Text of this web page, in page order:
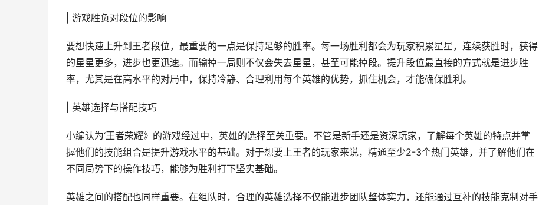
| 游戏胜负对段位的影响
要想快速上升到王者段位，最重要的一点是保持足够的胜率。每一场胜利都会为玩家积累星星，连续获胜时，获得
的星星更多，进步也更迅速。而输掉一局则不仅会失去星星，甚至可能掉段。提升段位最直接的方式就是进步胜
率，尤其是在高水平的对局中，保持冷静、合理利用每个英雄的优势，抓住机会，才能确保胜利。
| 英雄选择与搭配技巧
小编认为‘王者荣耀》的游戏经过中，英雄的选择至关重要。不管是新手还是资深玩家，了解每个英雄的特点并掌
握他们的技能组合是提升游戏水平的基础。对于想要上王者的玩家来说，精通至少2-3个热门英雄，并了解他们在
不同局势下的操作技巧，能够为胜利打下坚实基础。
英雄之间的搭配也同样重要。在组队时，合理的英雄选择不仅能进步团队整体实力，还能通过互补的技能克制对手